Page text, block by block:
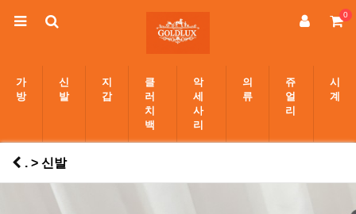
0
가
방
신
발
지
갑
클
러
치
백
악
세
사
리
의
류
쥬
얼
리
시
계
. > 신발